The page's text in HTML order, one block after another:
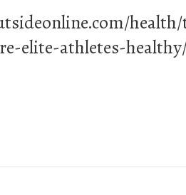
elite-athletes-